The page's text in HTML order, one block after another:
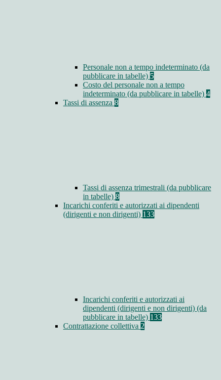
Personale non a tempo indeterminato (da
pubblicare in tabelle) 5
Costo del personale non a tempo
indeterminato (da pubblicare in tabelle) 4
Tassi di assenza 8
Tassi di assenza trimestrali (da pubblicare
in tabelle) 8
Incarichi conferiti e autorizzati ai dipendenti
(dirigenti e non dirigenti) 133
Incarichi conferiti e autorizzati ai
dipendenti (dirigenti e non dirigenti) (da
pubblicare in tabelle) 133
Contrattazione collettiva 2